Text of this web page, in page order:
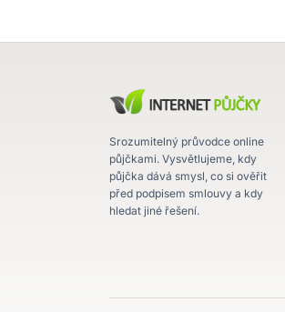
Srozumitelný průvodce online
půjčkami. Vysvětlujeme, kdy
půjčka dává smysl, co si ověřit
před podpisem smlouvy a kdy
hledat jiné řešení.